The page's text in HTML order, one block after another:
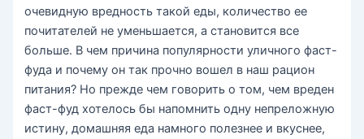
очевидную вредность такой еды, количество ее
почитателей не уменьшается, а становится все
больше. В чем причина популярности уличного фаст-
фуда и почему он так прочно вошел в наш рацион
питания? Но прежде чем говорить о том, чем вреден
фаст-фуд хотелось бы напомнить одну непреложную
истину, домашняя еда намного полезнее и вкуснее,